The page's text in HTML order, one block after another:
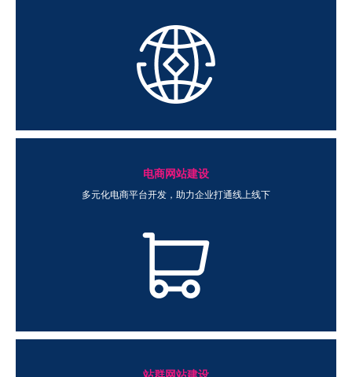
电商网站建设
多元化电商平台开发，助力企业打通线上线下